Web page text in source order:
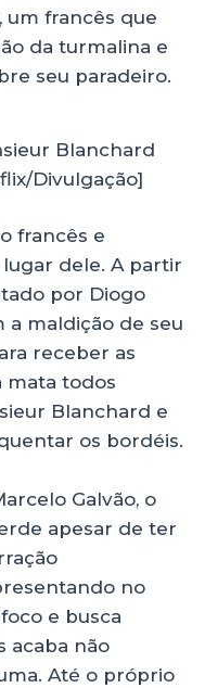
um francês que
da turmalina e
seu paradeiro.
Blanchard
Divulgação]
francês e
dele. A partir
por Diogo
a maldição de seu
receber as
mata todos
Blanchard e
os bordéis.
Galvão, o
apesar de ter
no
e busca
acaba não
Até o próprio